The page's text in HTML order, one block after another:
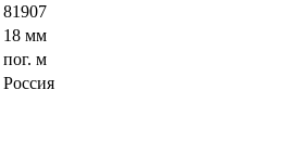
81907
18 мм
пог. м
Россия